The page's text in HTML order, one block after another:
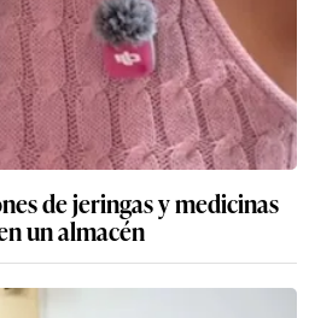
de jeringas y medicinas
un almacén